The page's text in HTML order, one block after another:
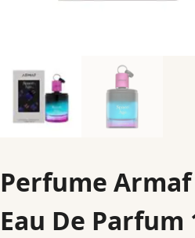
Perfume Armaf
Eau De Parfum